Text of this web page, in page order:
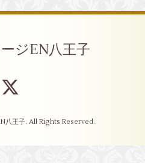
ジEN八王子
八王子. All Rights Reserved.